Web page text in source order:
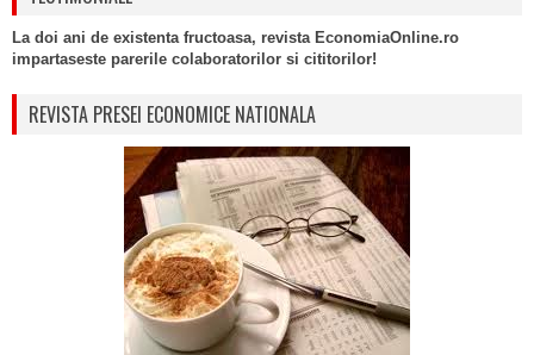
La doi ani de existenta fructoasa, revista EconomiaOnline.ro
impartaseste parerile colaboratorilor si cititorilor!
REVISTA PRESEI ECONOMICE NATIONALA